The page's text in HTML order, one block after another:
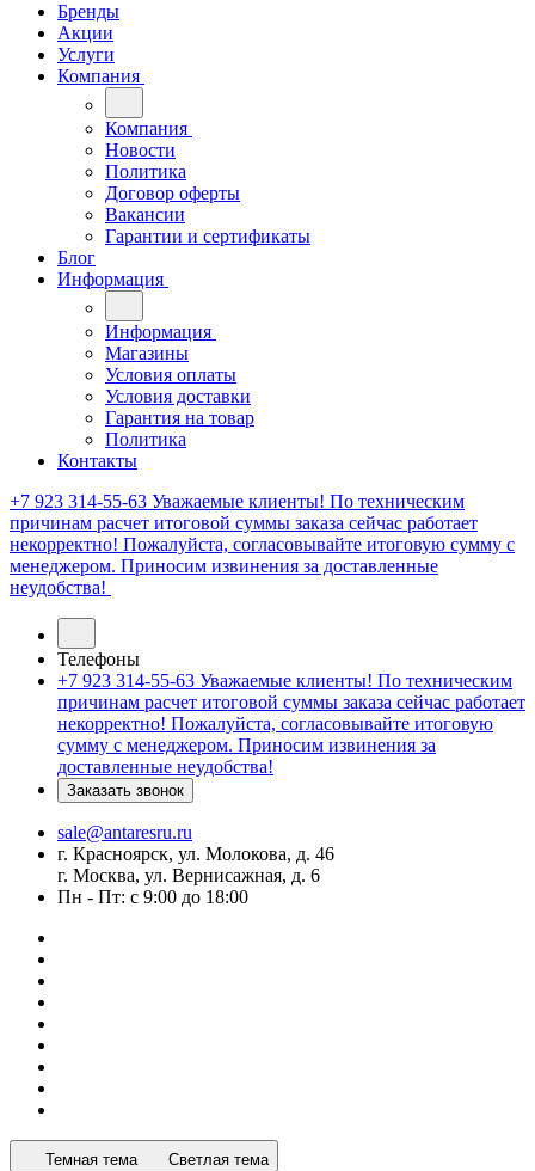
Бренды
Акции
Услуги
Компания
Компания
Новости
Политика
Договор оферты
Вакансии
Гарантии и сертификаты
Блог
Информация
Информация
Магазины
Условия оплаты
Условия доставки
Гарантия на товар
Политика
Контакты
+7 923 314-55-63 Уважаемые клиенты! По техническим
причинам расчет итоговой суммы заказа сейчас работает
некорректно! Пожалуйста, согласовывайте итоговую сумму с
менеджером. Приносим извинения за доставленные
неудобства!
Телефоны
+7 923 314-55-63 Уважаемые клиенты! По техническим
причинам расчет итоговой суммы заказа сейчас работает
некорректно! Пожалуйста, согласовывайте итоговую
сумму с менеджером. Приносим извинения за
доставленные неудобства!
Заказать звонок
sale@antaresru.ru
г. Красноярск, ул. Молокова, д. 46
г. Москва, ул. Вернисажная, д. 6
Пн - Пт: с 9:00 до 18:00
Темная тема Светлая тема